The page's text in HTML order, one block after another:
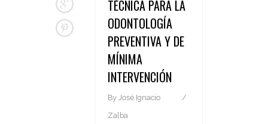
TÉCNICA PARA LA
ODONTOLOGÍA
PREVENTIVA Y DE
MÍNIMA
INTERVENCIÓN
By José Ignacio
Zalba